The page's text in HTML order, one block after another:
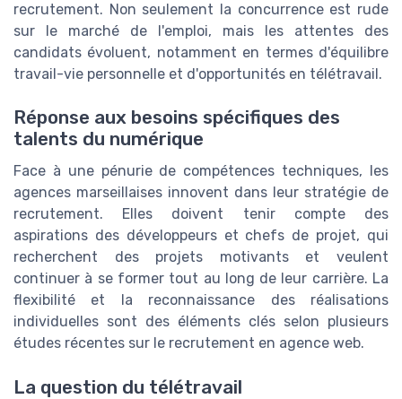
recrutement. Non seulement la concurrence est rude
sur le marché de l'emploi, mais les attentes des
candidats évoluent, notamment en termes d'équilibre
travail-vie personnelle et d'opportunités en télétravail.
Réponse aux besoins spécifiques des
talents du numérique
Face à une pénurie de compétences techniques, les
agences marseillaises innovent dans leur stratégie de
recrutement. Elles doivent tenir compte des
aspirations des développeurs et chefs de projet, qui
recherchent des projets motivants et veulent
continuer à se former tout au long de leur carrière. La
flexibilité et la reconnaissance des réalisations
individuelles sont des éléments clés selon plusieurs
études récentes sur le recrutement en agence web.
La question du télétravail